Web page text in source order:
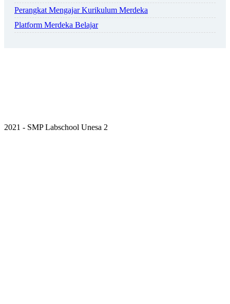
Perangkat Mengajar Kurikulum Merdeka
Platform Merdeka Belajar
2021 - SMP Labschool Unesa 2